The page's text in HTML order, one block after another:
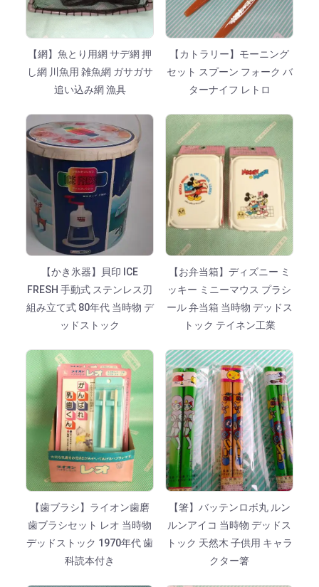
【網】魚とり用網 サデ網 押
し網 川魚用 雑魚網 ガサガサ
追い込み網 漁具
【カトラリー】モーニング
セット スプーン フォーク バ
ターナイフ レトロ
【かき氷器】貝印 ICE
FRESH 手動式 ステンレス刃
組み立て式 80年代 当時物 デ
ッドストック
【お弁当箱】ディズニー ミ
ッキー ミニーマウス プラシ
ール 弁当箱 当時物 デッドス
トック テイネン工業
【歯ブラシ】ライオン歯磨
歯ブラシセット レオ 当時物
デッドストック 1970年代 歯
科読本付き
【箸】バッテンロボ丸 ルン
ルンアイコ 当時物 デッドス
トック 天然木 子供用 キャラ
クター箸